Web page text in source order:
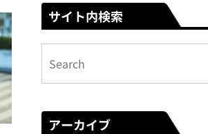
サイト内検索
アーカイブ